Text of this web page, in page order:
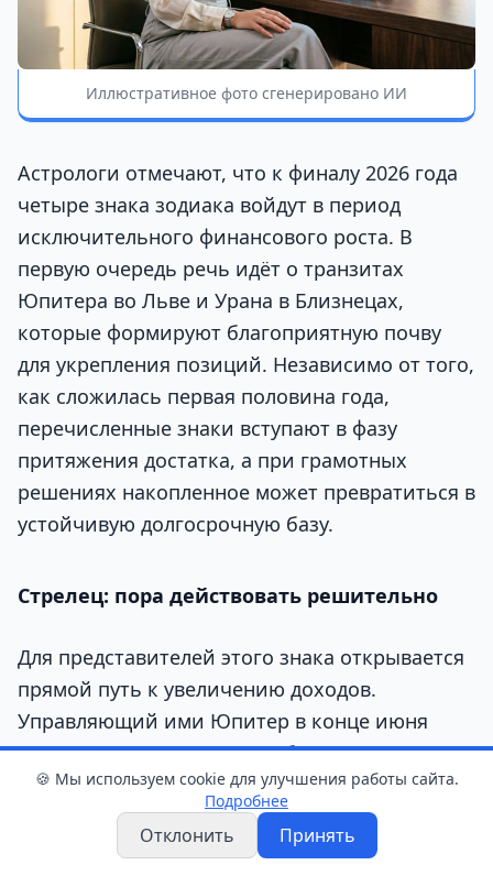
Иллюстративное фото сгенерировано ИИ
Астрологи отмечают, что к финалу 2026 года
четыре знака зодиака войдут в период
исключительного финансового роста. В
первую очередь речь идёт о транзитах
Юпитера во Льве и Урана в Близнецах,
которые формируют благоприятную почву
для укрепления позиций. Независимо от того,
как сложилась первая половина года,
перечисленные знаки вступают в фазу
притяжения достатка, а при грамотных
решениях накопленное может превратиться в
устойчивую долгосрочную базу.
Стрелец: пора действовать решительно
Для представителей этого знака открывается
прямой путь к увеличению доходов.
Управляющий ими Юпитер в конце июня
перешёл в знак Льва и пробудет там до
следующего лета, что, по мнению астрологов,
практически гарантирует материальный
прогресс. Наступает момент для смелых
🍪 Мы используем cookie для улучшения работы сайта.
Подробнее
Отклонить Принять